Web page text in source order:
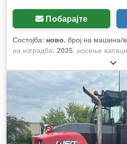
Побарајте
Состојба: ново, број на машина/
на изградба: 2025, носење
,
центар на товарот:600 мм, тип
на јарбол: триплекс , градежна
25,6 V, должина
вкупна тежина: 1.412 кг,